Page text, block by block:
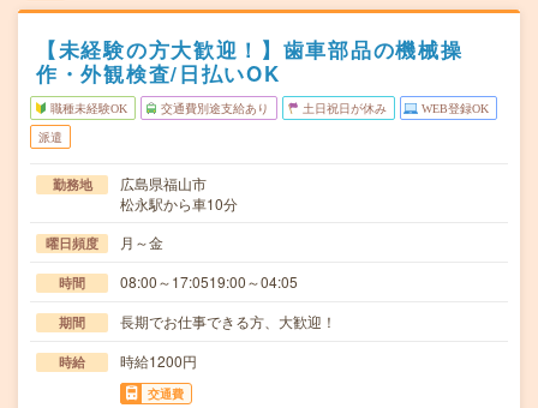
【未経験の方大歓迎！】歯車部品の機械操
作・外観検査/日払いOK
職種未経験OK 交通費別途支給あり 土日祝日が休み WEB登録OK
派遣
勤務地
広島県福山市
松永駅から車10分
曜日頻度 月～金
時間 08:00～17:0519:00～04:05
期間 長期でお仕事できる方、大歓迎！
時給 時給1200円
交通費